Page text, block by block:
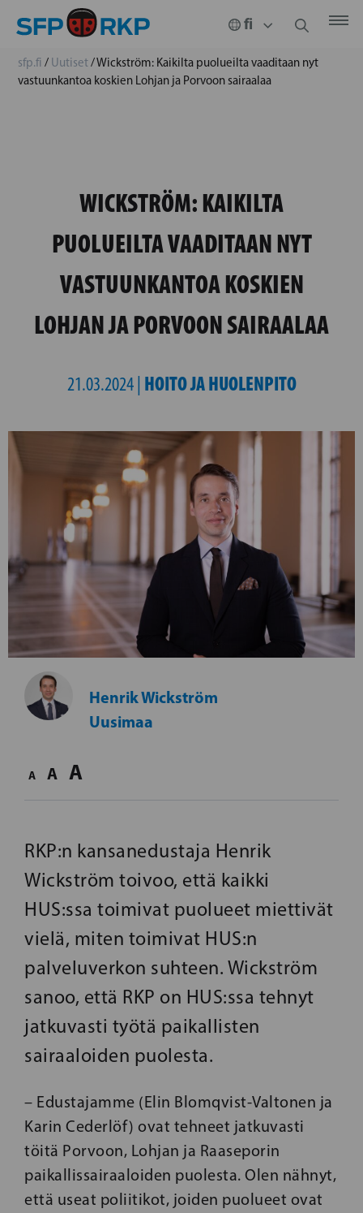
sfp.fi / Uutiset/Wickström: Kaikilta puolueilta vaaditaan nyt
vastuunkantoa koskien Lohjan ja Porvoon sairaalaa
WICKSTRÖM: KAIKILTA
PUOLUEILTA VAADITAAN NYT
VASTUUNKANTOA KOSKIEN
LOHJAN JA PORVOON SAIRAALAA
21.03.2024 | HOITO JA HUOLENPITO
Henrik Wickström
Uusimaa
A A A
RKP:n kansanedustaja Henrik
Wickström toivoo, että kaikki
HUS:ssa toimivat puolueet miettivät
vielä, miten toimivat HUS:n
palveluverkon suhteen. Wickström
sanoo, että RKP on HUS:ssa tehnyt
jatkuvasti työtä paikallisten
sairaaloiden puolesta.
– Edustajamme (Elin Blomqvist-Valtonen ja
Karin Cederlöf) ovat tehneet jatkuvasti
töitä Porvoon, Lohjan ja Raaseporin
paikallissairaaloiden puolesta. Olen nähnyt,
että useat poliitikot, joiden puolueet ovat